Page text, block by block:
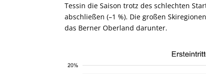
Tessin die Saison trotz des schlechten
abschließen (–1 %). Die großen
das Berner Oberland darunter.